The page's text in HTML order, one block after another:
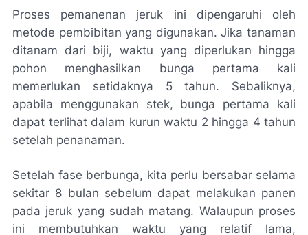
Proses pemanenan jeruk ini dipengaruhi oleh
metode pembibitan yang digunakan. Jika tanaman
ditanam dari biji, waktu yang diperlukan hingga
pohon menghasilkan bunga pertama kali
memerlukan setidaknya 5 tahun. Sebaliknya,
apabila menggunakan stek, bunga pertama kali
dapat terlihat dalam kurun waktu 2 hingga 4 tahun
setelah penanaman.
Setelah fase berbunga, kita perlu bersabar selama
sekitar 8 bulan sebelum dapat melakukan panen
pada jeruk yang sudah matang. Walaupun proses
ini membutuhkan waktu yang relatif lama,